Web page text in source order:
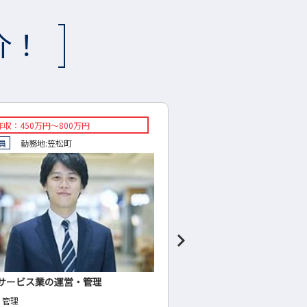
収：400万円～550万円
勤務地:各務原市
機械器具製造業の設計
設計